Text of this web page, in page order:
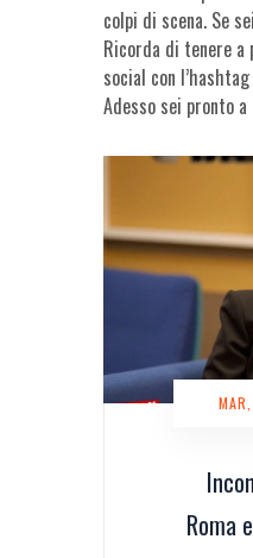
colpi di scena. Se
Ricorda di tenere
social con
Adesso sei pronto
Roma